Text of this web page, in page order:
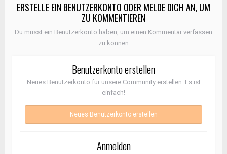
ERSTELLE EIN BENUTZERKONTO ODER MELDE DICH AN, UM
ZU KOMMENTIEREN
Du musst ein Benutzerkonto haben, um einen Kommentar verfassen
zu können
Benutzerkonto erstellen
Neues Benutzerkonto für unsere Community erstellen. Es ist
einfach!
Neues Benutzerkonto erstellen
Anmelden